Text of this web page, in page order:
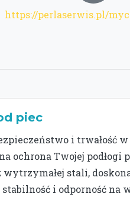
https://perlaserwis.pl/
piec
i trwałość
ochrona Twojej
wytrzymałej stali,
stabilność i odporność